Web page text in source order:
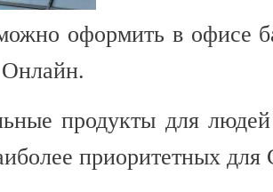
оформить в офисе
продукты для
приоритетных для